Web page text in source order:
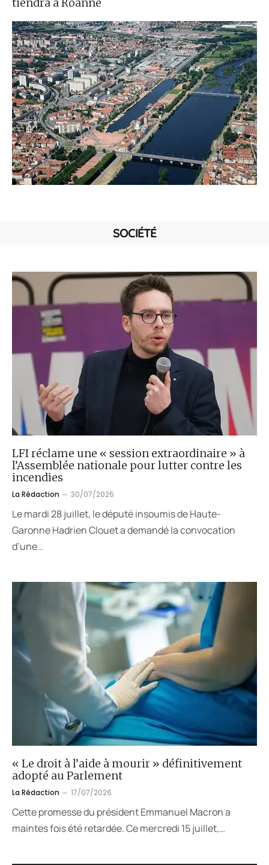
SOCIÉTÉ
LFI réclame une « session extraordinaire » à
l’Assemblée nationale pour lutter contre les
incendies
La Rédaction 30/07/2026
Le mardi 28 juillet, le député insoumis de Haute-
Garonne Hadrien Clouet a demandé la convocation
d’une…
« Le droit à l’aide à mourir » définitivement
adopté au Parlement
La Rédaction 17/07/2026
Cette promesse du président Emmanuel Macron a
maintes fois été retardée. Ce mercredi 15 juillet,…